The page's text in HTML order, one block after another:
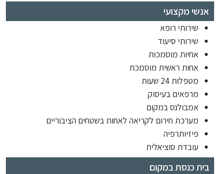
אנשי מקצועי
שירותי רופא
שירותי סיעוד
אחיות מוסמכות
אחות ראשית מוסמכת
מטפלות 24 שעות
מרפאים בעיסוק
אמבולנס במקום
מערכת חירום לקריאה לאחות בשטחים הציבוריים
פיזיותרפיה
עובדת סוציאלית
בית כנסת במקום